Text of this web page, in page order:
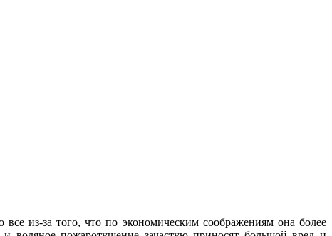
из-за того, что по экономическим соображениям она более